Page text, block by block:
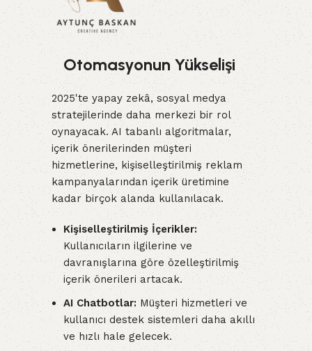
Otomasyonun Yükselişi
2025'te yapay zekâ, sosyal medya
stratejilerinde daha merkezi bir rol
oynayacak. AI tabanlı algoritmalar,
içerik önerilerinden müşteri
hizmetlerine, kişiselleştirilmiş reklam
kampanyalarından içerik üretimine
kadar birçok alanda kullanılacak.
Kişiselleştirilmiş İçerikler:
Kullanıcıların ilgilerine ve
davranışlarına göre özelleştirilmiş
içerik önerileri artacak.
AI Chatbotlar:Müşteri hizmetleri ve
kullanıcı destek sistemleri daha akıllı
ve hızlı hale gelecek.